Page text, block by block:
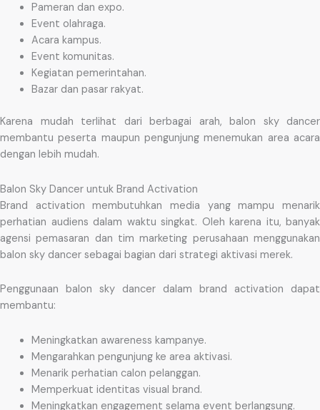
Pameran dan expo.
Event olahraga.
Acara kampus.
Event komunitas.
Kegiatan pemerintahan.
Bazar dan pasar rakyat.
Karena mudah terlihat dari berbagai arah, balon sky dancer
membantu peserta maupun pengunjung menemukan area acara
dengan lebih mudah.
Balon Sky Dancer untuk Brand Activation
Brand activation membutuhkan media yang mampu menarik
perhatian audiens dalam waktu singkat. Oleh karena itu, banyak
agensi pemasaran dan tim marketing perusahaan menggunakan
balon sky dancer sebagai bagian dari strategi aktivasi merek.
Penggunaan balon sky dancer dalam brand activation dapat
membantu:
Meningkatkan awareness kampanye.
Mengarahkan pengunjung ke area aktivasi.
Menarik perhatian calon pelanggan.
Memperkuat identitas visual brand.
Meningkatkan engagement selama event berlangsung.